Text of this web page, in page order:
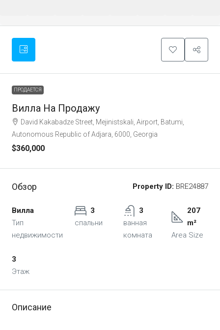
ПРОДАЕТСЯ
Вилла На Продажу
David Kakabadze Street, Mejinistskali, Airport, Batumi,
Autonomous Republic of Adjara, 6000, Georgia
$360,000
Обзор Property ID: BRE24887
Вилла
Тип
недвижимости
3
спальни
3
ванная
комната
207
m²
Area Size
3
Этаж
Описание